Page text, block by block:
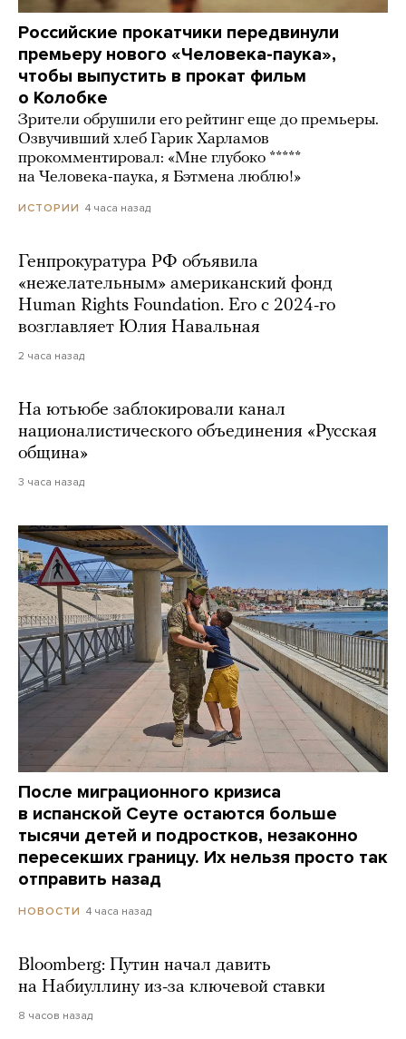
Российские прокатчики передвинули
премьеру нового «Человека-паука»,
чтобы выпустить в прокат фильм
о Колобке
Зрители обрушили его рейтинг еще до премьеры.
Озвучивший хлеб Гарик Харламов
прокомментировал: «Мне глубоко *****
на Человека-паука, я Бэтмена люблю!»
ИСТОРИИ 4 часа назад
Генпрокуратура РФ объявила
«нежелательным» американский фонд
Human Rights Foundation. Его с 2024-го
возглавляет Юлия Навальная
2 часа назад
На ютьюбе заблокировали канал
националистического объединения «Русская
община»
3 часа назад
После миграционного кризиса
в испанской Сеуте остаются больше
тысячи детей и подростков, незаконно
пересекших границу. Их нельзя просто так
отправить назад
НОВОСТИ 4 часа назад
Bloomberg: Путин начал давить
на Набиуллину из-за ключевой ставки
8 часов назад